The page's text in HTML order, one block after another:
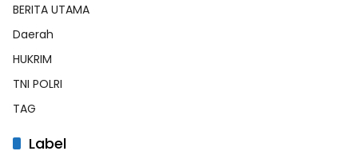
BERITA UTAMA
Daerah
HUKRIM
TNI POLRI
TAG
Label